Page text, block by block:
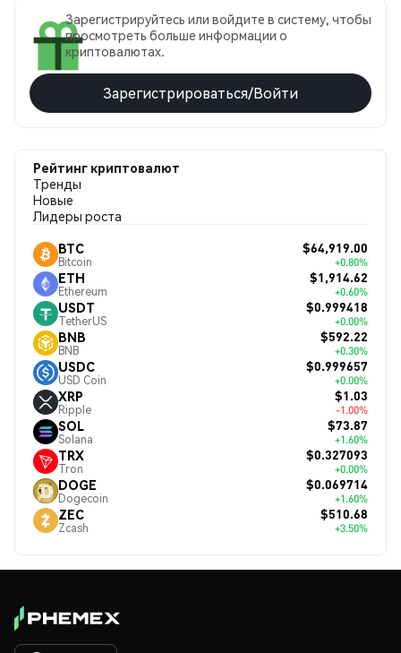
Зарегистрируйтесь или войдите в систему, чтобы
просмотреть больше информации о
криптовалютах.
Зарегистрироваться/Войти
Рейтинг криптовалют
Тренды
Новые
Лидеры роста
BTC
Bitcoin
$64,919.00
+0.80%
ETH
Ethereum
$1,914.62
+0.60%
USDT
TetherUS
$0.999418
+0.00%
BNB
BNB
$592.22
+0.30%
USDC
USD Coin
$0.999657
+0.00%
XRP
Ripple
$1.03
-1.00%
SOL
Solana
$73.87
+1.60%
TRX
Tron
$0.327093
+0.00%
DOGE
Dogecoin
$0.069714
+1.60%
ZEC
Zcash
$510.68
+3.50%